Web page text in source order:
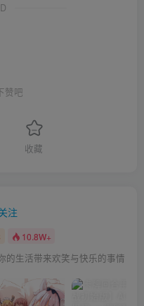
赞吧
收藏
注
10.8W+
的生活带来欢笑与快乐的事情